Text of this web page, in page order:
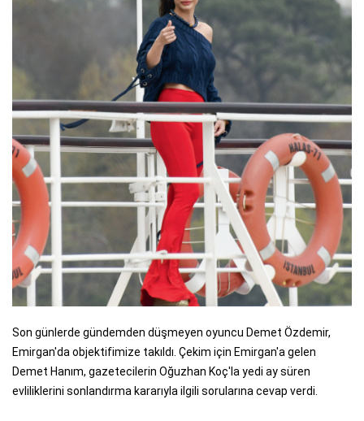
Son günlerde gündemden düşmeyen oyuncu Demet Özdemir,
Emirgan'da objektifimize takıldı. Çekim için Emirgan'a gelen
Demet Hanım, gazetecilerin Oğuzhan Koç'la yedi ay süren
evliliklerini sonlandırma kararıyla ilgili sorularına cevap verdi.